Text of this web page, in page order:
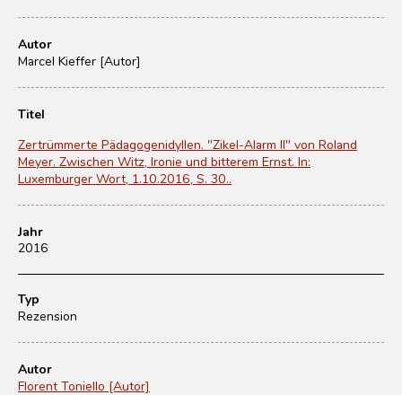
Autor
Marcel Kieffer [Autor]
Titel
Zertrümmerte Pädagogenidyllen. "Zikel-Alarm II" von Roland
Meyer. Zwischen Witz, Ironie und bitterem Ernst. In:
Luxemburger Wort, 1.10.2016, S. 30..
Jahr
2016
Typ
Rezension
Autor
Florent Toniello [Autor]